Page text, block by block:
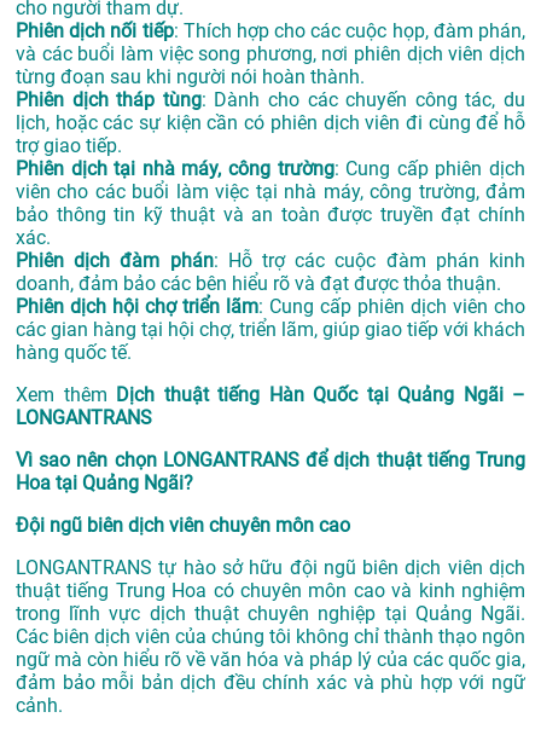
cho người tham dự.
Phiên dịch nối tiếp: Thích hợp cho các cuộc họp, đàm phán,
và các buổi làm việc song phương, nơi phiên dịch viên dịch
từng đoạn sau khi người nói hoàn thành.
Phiên dịch tháp tùng: Dành cho các chuyến công tác, du
lịch, hoặc các sự kiện cần có phiên dịch viên đi cùng để hỗ
trợ giao tiếp.
Phiên dịch tại nhà máy, công trường: Cung cấp phiên dịch
viên cho các buổi làm việc tại nhà máy, công trường, đảm
bảo thông tin kỹ thuật và an toàn được truyền đạt chính
xác.
Phiên dịch đàm phán: Hỗ trợ các cuộc đàm phán kinh
doanh, đảm bảo các bên hiểu rõ và đạt được thỏa thuận.
Phiên dịch hội chợ triển lãm: Cung cấp phiên dịch viên cho
các gian hàng tại hội chợ, triển lãm, giúp giao tiếp với khách
hàng quốc tế.
Xem thêm Dịch thuật tiếng Hàn Quốc tại Quảng Ngãi –
LONGANTRANS
Vì sao nên chọn LONGANTRANS để dịch thuật tiếng Trung
Hoa tại Quảng Ngãi?
Đội ngũ biên dịch viên chuyên môn cao
LONGANTRANS tự hào sở hữu đội ngũ biên dịch viên dịch
thuật tiếng Trung Hoa có chuyên môn cao và kinh nghiệm
trong lĩnh vực dịch thuật chuyên nghiệp tại Quảng Ngãi.
Các biên dịch viên của chúng tôi không chỉ thành thạo ngôn
ngữ mà còn hiểu rõ về văn hóa và pháp lý của các quốc gia,
đảm bảo mỗi bản dịch đều chính xác và phù hợp với ngữ
cảnh.